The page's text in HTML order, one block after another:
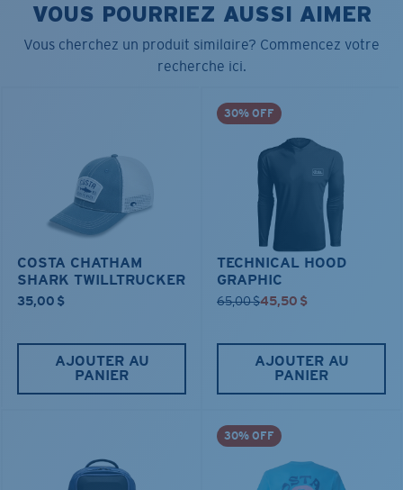
VOUS POURRIEZ AUSSI AIMER
Vous cherchez un produit similaire? Commencez votre
recherche ici.
COSTA CHATHAM
SHARK TWILLTRUCKER
35,00 $
AJOUTER AU
PANIER
30% OFF
TECHNICAL HOOD
GRAPHIC
65,00 $45,50 $
AJOUTER AU
PANIER
30% OFF